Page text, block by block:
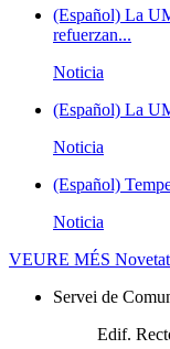
(Español) La
refuerzan...
Noticia
(Español) La
Noticia
(Español)
Noticia
VEURE MÉS
Servei de
Edif.